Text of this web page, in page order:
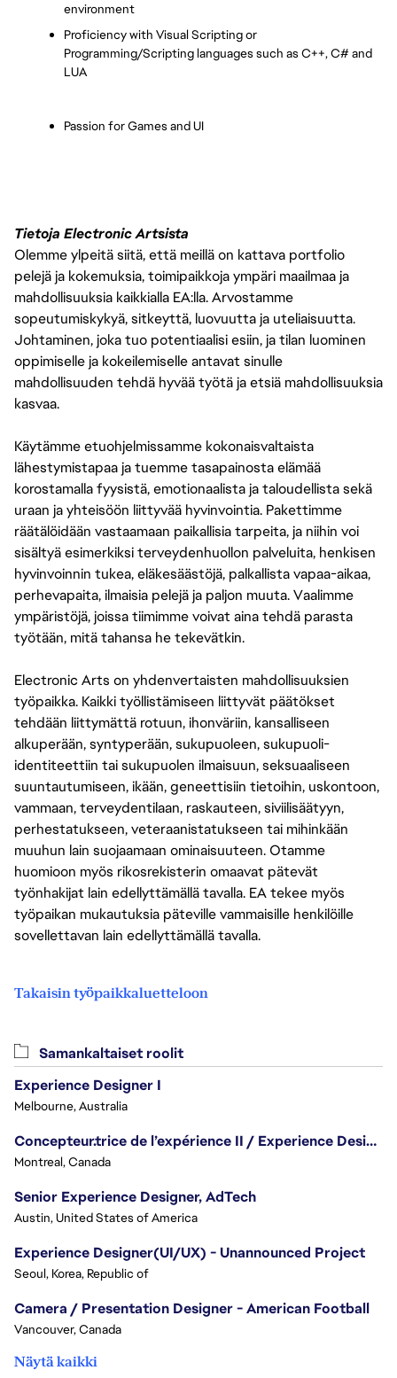
environment
Proficiency with Visual Scripting or
Programming/Scripting languages such as C++, C# and
LUA
Passion for Games and UI
Tietoja Electronic Artsista
Olemme ylpeitä siitä, että meillä on kattava portfolio
pelejä ja kokemuksia, toimipaikkoja ympäri maailmaa ja
mahdollisuuksia kaikkialla EA:lla. Arvostamme
sopeutumiskykyä, sitkeyttä, luovuutta ja uteliaisuutta.
Johtaminen, joka tuo potentiaalisi esiin, ja tilan luominen
oppimiselle ja kokeilemiselle antavat sinulle
mahdollisuuden tehdä hyvää työtä ja etsiä mahdollisuuksia
kasvaa.
Käytämme etuohjelmissamme kokonaisvaltaista
lähestymistapaa ja tuemme tasapainosta elämää
korostamalla fyysistä, emotionaalista ja taloudellista sekä
uraan ja yhteisöön liittyvää hyvinvointia. Pakettimme
räätälöidään vastaamaan paikallisia tarpeita, ja niihin voi
sisältyä esimerkiksi terveydenhuollon palveluita, henkisen
hyvinvoinnin tukea, eläkesäästöjä, palkallista vapaa-aikaa,
perhevapaita, ilmaisia pelejä ja paljon muuta. Vaalimme
ympäristöjä, joissa tiimimme voivat aina tehdä parasta
työtään, mitä tahansa he tekevätkin.
Electronic Arts on yhdenvertaisten mahdollisuuksien
työpaikka. Kaikki työllistämiseen liittyvät päätökset
tehdään liittymättä rotuun, ihonväriin, kansalliseen
alkuperään, syntyperään, sukupuoleen, sukupuoli-
identiteettiin tai sukupuolen ilmaisuun, seksuaaliseen
suuntautumiseen, ikään, geneettisiin tietoihin, uskontoon,
vammaan, terveydentilaan, raskauteen, siviilisäätyyn,
perhestatukseen, veteraanistatukseen tai mihinkään
muuhun lain suojaamaan ominaisuuteen. Otamme
huomioon myös rikosrekisterin omaavat pätevät
työnhakijat lain edellyttämällä tavalla. EA tekee myös
työpaikan mukautuksia päteville vammaisille henkilöille
sovellettavan lain edellyttämällä tavalla.
Takaisin työpaikkaluetteloon
Samankaltaiset roolit
Experience Designer I
Melbourne, Australia
Concepteur.trice de l’expérience II / Experience Designer II
Montreal, Canada
Senior Experience Designer, AdTech
Austin, United States of America
Experience Designer(UI/UX) - Unannounced Project
Seoul, Korea, Republic of
Camera / Presentation Designer - American Football
Vancouver, Canada
Näytä kaikki